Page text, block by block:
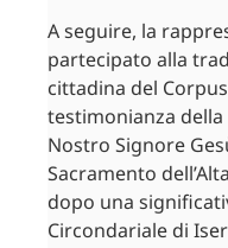
A seguire, la
partecipato alla
cittadina del
testimonianza della
Nostro Signore
Sacramento
dopo una
Circondariale di